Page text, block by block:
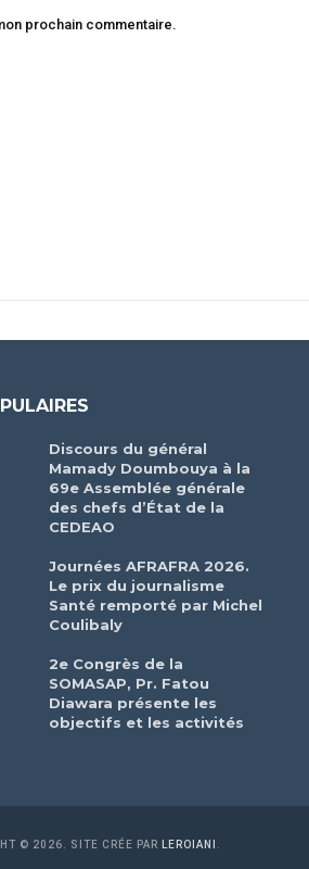
prochain commentaire.
Discours du général
Mamady Doumbouya à la
69e Assemblée générale
des chefs d’État de la
CEDEAO
Journées AFRAFRA 2026.
Le prix du journalisme
Santé remporté par Michel
Coulibaly
2e Congrès de la
SOMASAP, Pr. Fatou
Diawara présente les
objectifs et les activités
© 2026. SITE CRÉE PAR LEROIANI